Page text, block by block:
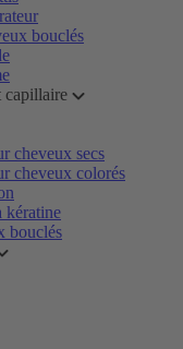
bouclés
capillaire
cheveux secs
cheveux colorés
kératine
bouclés